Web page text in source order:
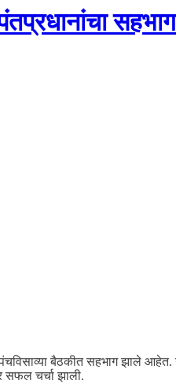
सहभाग
बैठकीत सहभाग झाले
सफल चर्चा झाली.